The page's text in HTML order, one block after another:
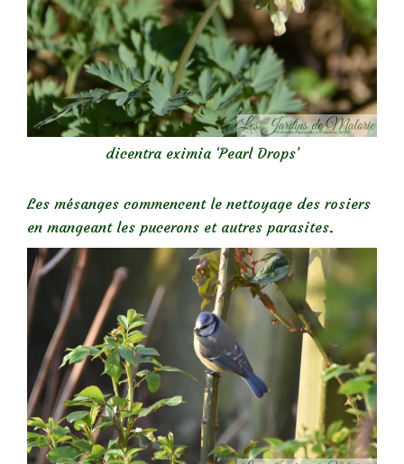
dicentra eximia ‘Pearl Drops’
Les mésanges commencent le nettoyage des rosiers
en mangeant les pucerons et autres parasites.